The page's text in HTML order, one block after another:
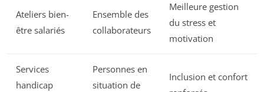
Ateliers bien-
être salariés
Ensemble des
collaborateurs
Meilleure gestion
du stress et
motivation
Services
handicap
Personnes en
situation de
Inclusion et confort